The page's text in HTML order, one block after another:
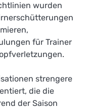
wurden
für Trainer
strengere
die die
der Saison